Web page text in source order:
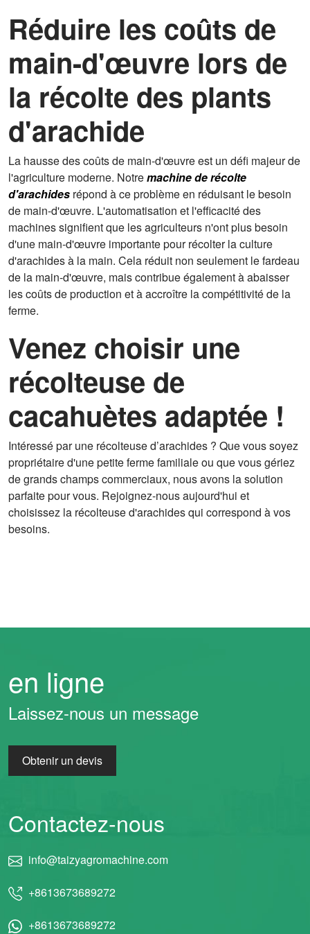
Réduire les coûts de
main-d'œuvre lors de
la récolte des plants
d'arachide
La hausse des coûts de main-d'œuvre est un défi majeur de
l'agriculture moderne. Notremachine de récolte
d'arachides répond à ce problème en réduisant le besoin
de main-d'œuvre. L'automatisation et l'efficacité des
machines signifient que les agriculteurs n'ont plus besoin
d'une main-d'œuvre importante pour récolter la culture
d'arachides à la main. Cela réduit non seulement le fardeau
de la main-d'œuvre, mais contribue également à abaisser
les coûts de production et à accroître la compétitivité de la
ferme.
Venez choisir une
récolteuse de
cacahuètes adaptée !
Intéressé par une récolteuse d’arachides ? Que vous soyez
propriétaire d'une petite ferme familiale ou que vous gériez
de grands champs commerciaux, nous avons la solution
parfaite pour vous. Rejoignez-nous aujourd'hui et
choisissez la récolteuse d'arachides qui correspond à vos
besoins.
en ligne
Laissez-nous un message
Obtenir un devis
Contactez-nous
info@taizyagromachine.com
+8613673689272
+8613673689272